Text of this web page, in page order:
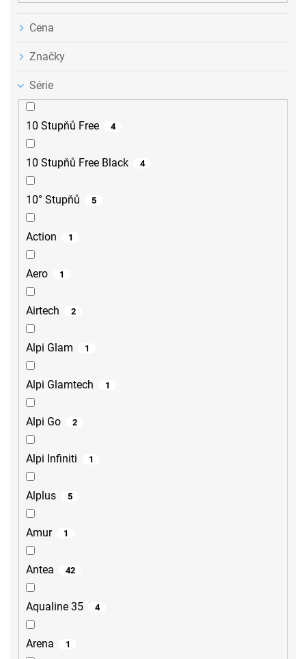
Cena
Značky
Série
10 Stupňů Free 4
10 Stupňů Free Black 4
10° Stupňů 5
Action 1
Aero 1
Airtech 2
Alpi Glam 1
Alpi Glamtech 1
Alpi Go 2
Alpi Infiniti 1
Alplus 5
Amur 1
Antea 42
Aqualine 35 4
Arena 1